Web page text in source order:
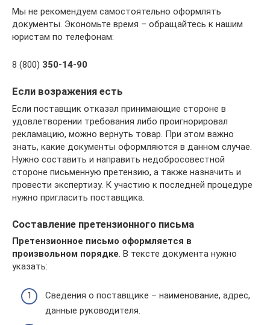
Мы не рекомендуем самостоятельно оформлять
документы. Экономьте время – обращайтесь к нашим
юристам по телефонам:
8 (800) 350-14-90
Если возражения есть
Если поставщик отказал принимающие стороне в
удовлетворении требования либо проигнорировал
рекламацию, можно вернуть товар. При этом важно
знать, какие документы оформляются в данном случае.
Нужно составить и направить недобросовестной
стороне письменную претензию, а также назначить и
провести экспертизу. К участию к последней процедуре
нужно пригласить поставщика.
Составление претензионного письма
Претензионное письмо оформляется в
произвольном порядке. В тексте документа нужно
указать:
Сведения о поставщике – наименование, адрес,
данные руководителя.